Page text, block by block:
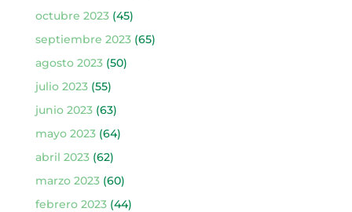
octubre 2023(45)
septiembre 2023(65)
agosto 2023(50)
julio 2023(55)
junio 2023(63)
mayo 2023(64)
abril 2023(62)
marzo 2023(60)
febrero 2023(44)